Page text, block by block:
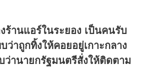
ร้านแอร์ในระยอง เป็นคนรับ
ว่าถูกทิ้งให้คอยอยู่เกาะกลาง
ว่านายกรัฐมนตรีสั่งให้ติดตาม